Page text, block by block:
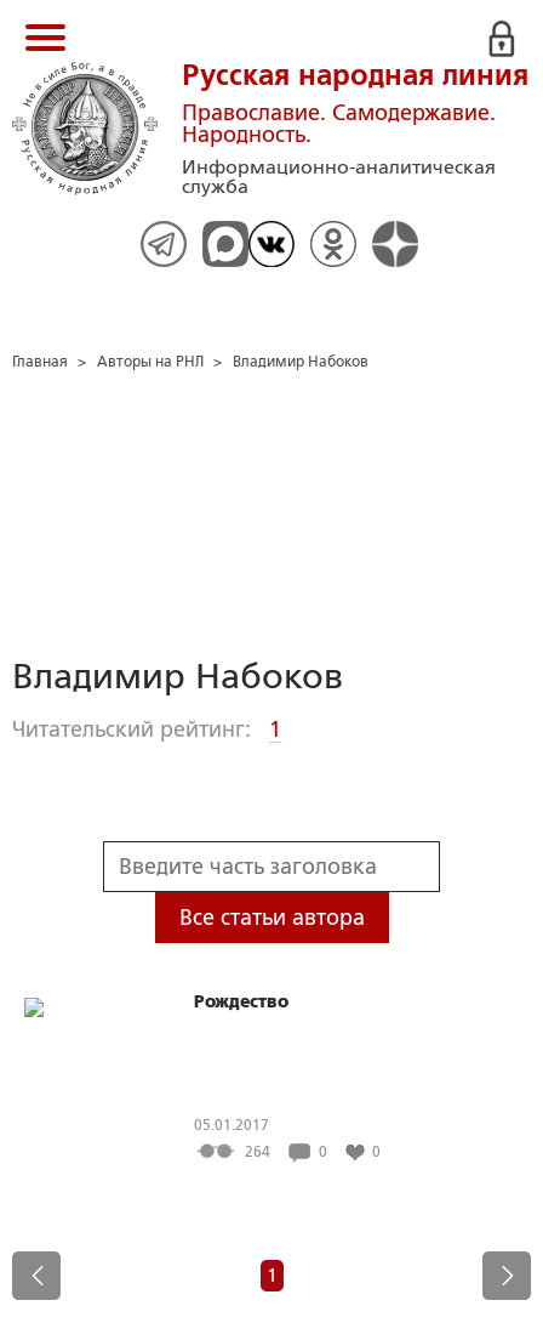
Русская народная линия
Православие. Самодержавие.
Народность.
Информационно-аналитическая
служба
Главная > Авторы на РНЛ > Владимир Набоков
Владимир Набоков
Читательский рейтинг: 1
Все статьи автора
Рождество
05.01.2017
264
0 0
1